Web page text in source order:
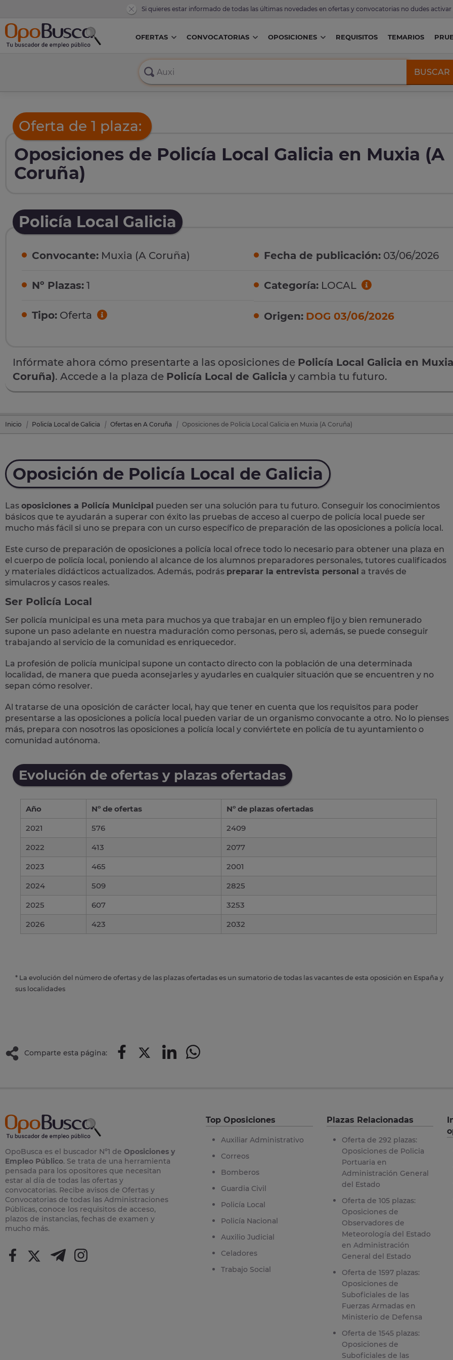
Si quieres estar informado de todas las últimas novedades en ofertas y convocatorias no dudes activar
OFERTAS CONVOCATORIAS OPOSICIONES REQUISITOS TEMARIOS
BUSCAR
Oferta de 1 plaza:
Oposiciones de Policía Local Galicia en Muxia (A
Coruña)
Policía Local Galicia
Convocante: Muxia (A Coruña)
Nº Plazas: 1
Tipo: Oferta
Fecha de publicación: 03/06/2026
Categoría: LOCAL
Origen: DOG 03/06/2026
Infórmate ahora cómo presentarte a las oposiciones de Policía Local Galicia en
Coruña). Accede a la plaza de Policía Local de Galicia y cambia tu futuro.
Inicio Policía Local de Galicia Ofertas en A Coruña Oposiciones de Policía Local Galicia en Muxia (A Coruña)
Oposición de Policía Local de Galicia
Las oposiciones a Policía Municipal pueden ser una solución para tu futuro. Conseguir los conocimientos
básicos que te ayudarán a superar con éxito las pruebas de acceso al cuerpo de policía local puede ser
mucho más fácil si uno se prepara con un curso específico de preparación de las oposiciones a policía local.
Este curso de preparación de oposiciones a policía local ofrece todo lo necesario para obtener una plaza en
el cuerpo de policía local, poniendo al alcance de los alumnos preparadores personales, tutores cualificados
y materiales didácticos actualizados. Además, podrás preparar la entrevista personal a través de
simulacros y casos reales.
Ser Policía Local
Ser policía municipal es una meta para muchos ya que trabajar en un empleo fijo y bien remunerado
supone un paso adelante en nuestra maduración como personas, pero si, además, se puede conseguir
trabajando al servicio de la comunidad es enriquecedor.
La profesión de policía municipal supone un contacto directo con la población de una determinada
localidad, de manera que pueda aconsejarles y ayudarles en cualquier situación que se encuentren y no
sepan cómo resolver.
Al tratarse de una oposición de carácter local, hay que tener en cuenta que los requisitos para poder
presentarse a las oposiciones a policía local pueden variar de un organismo convocante a otro. No lo pienses
más, prepara con nosotros las oposiciones a policía local y conviértete en policía de tu ayuntamiento o
comunidad autónoma.
Evolución de ofertas y plazas ofertadas
Año Nº de ofertas
Nº de plazas ofertadas
2021
576
2409
2022
413
2077
2023
465
2001
2024
509
2825
2025
607
3253
2026
423 2032
* La evolución del número de ofertas y de las plazas ofertadas es un sumatorio de todas las vacantes de esta oposición en España y
sus localidades
Comparte esta página:
OpoBusca es el buscador Nº1 de Oposiciones y
Empleo Público. Se trata de una herramienta
pensada para los opositores que necesitan
estar al día de todas las ofertas y
convocatorias. Recibe avisos de Ofertas y
Convocatorias de todas las Administraciones
Públicas, conoce los requisitos de acceso,
plazos de instancias, fechas de examen y
mucho más.
Top Oposiciones
Auxiliar Administrativo
Correos
Bomberos
Guardia Civil
Policía Local
Policía Nacional
Auxilio Judicial
Celadores
Trabajo Social
Plazas Relacionadas
Oferta de 292 plazas:
Oposiciones de Policia
Portuaria en
Administración General
del Estado
Oferta de 105 plazas:
Oposiciones de
Observadores de
Meteorología del Estado
en Administración
General del Estado
Oferta de 1597 plazas:
Oposiciones de
Suboficiales de las
Fuerzas Armadas en
Ministerio de Defensa
Oferta de 1545 plazas:
Oposiciones de
Suboficiales de las